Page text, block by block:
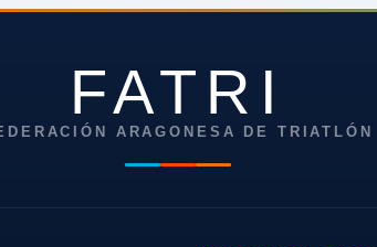
FATRI
ARAGONESA DE TRIATLÓN